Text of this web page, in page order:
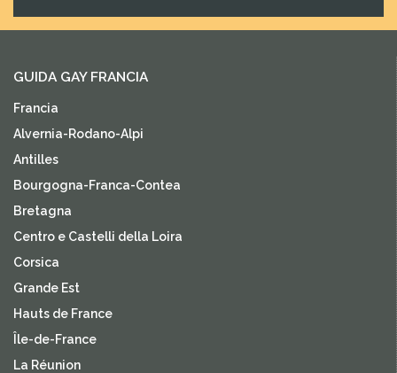
GUIDA GAY FRANCIA
Francia
Alvernia-Rodano-Alpi
Antilles
Bourgogna-Franca-Contea
Bretagna
Centro e Castelli della Loira
Corsica
Grande Est
Hauts de France
Île-de-France
La Réunion